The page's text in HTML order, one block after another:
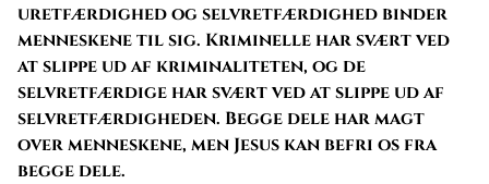
uretfærdighed og selvretfærdighed binder
menneskene til sig. Kriminelle har svært ved
at slippe ud af kriminaliteten, og de
selvretfærdige har svært ved at slippe ud af
selvretfærdigheden. Begge dele har magt
over menneskene, men Jesus kan befri os fra
begge dele.